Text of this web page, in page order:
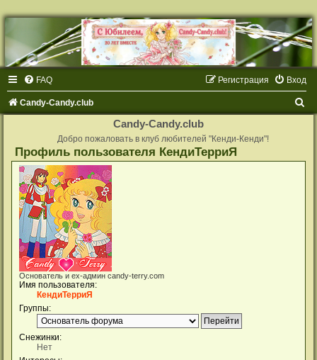
FAQ Вход
Регистрация
Candy-Candy.club
Candy-Candy.club
Добро пожаловать в клуб любителей "Кенди-Кенди"!
Профиль пользователя КендиТерриЯ
Основатель и ex-админ candy-terry.com
Имя пользователя:
КендиТерриЯ
Группы:
Снежинки:
Нет